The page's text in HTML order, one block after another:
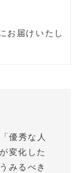
お届けいたし
優秀な人
変化した
みるべき